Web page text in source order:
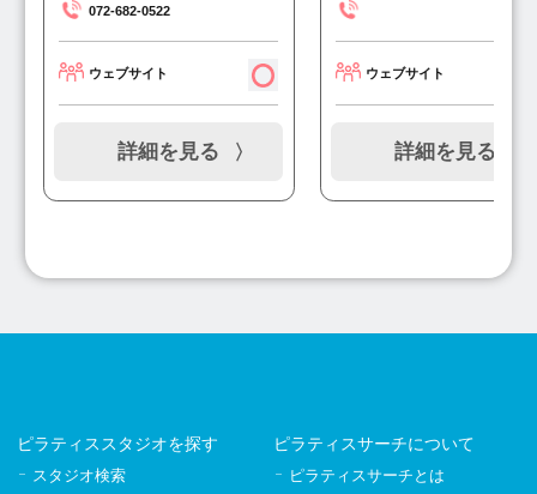
072-682-0522
ウェブサイト
詳細を見る
ウェブサイト
詳細を見る
ピラティススタジオを探す
スタジオ検索
ピラティスサーチについて
ピラティスサーチとは